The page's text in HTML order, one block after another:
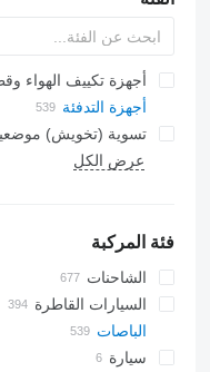
أجهزة تكييف الهواء
مشعات أجهزة تكييف
خراطيم جهاز
ضاغطات مكيف
أجزاء أخرى في
أجهزة التدفئة
تسوية (تخويش)
زجاجات جانبية
الأسقف البانورامية
عرض الكل
فئة المركبة
الشاحنات
السيارات القاطرة
الباصات
سيارة